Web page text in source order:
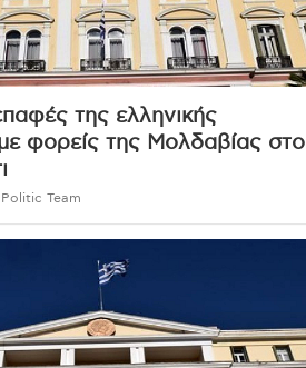
της ελληνικής
φορείς της Μολδαβίας στο
Politic Team